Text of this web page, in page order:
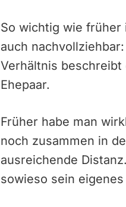
So wichtig wie früher
auch
Verhältnis beschreibt
Ehepaar.
Früher habe man
noch zusammen in
ausreichende
sowieso sein eigenes